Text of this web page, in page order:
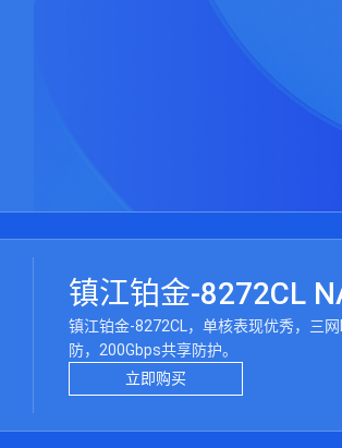
镇江铂金-8272CL
镇江铂金-8272CL，单核表现优秀，三网
防，200Gbps共享防护。
立即购买